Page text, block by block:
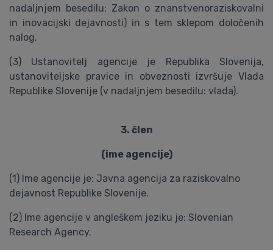
nadaljnjem besedilu: Zakon o znanstvenoraziskovalni
in inovacijski dejavnosti) in s tem sklepom določenih
nalog.
(3) Ustanovitelj agencije je Republika Slovenija,
ustanoviteljske pravice in obveznosti izvršuje Vlada
Republike Slovenije (v nadaljnjem besedilu: vlada).
3. člen
(ime agencije)
(1) Ime agencije je: Javna agencija za raziskovalno
dejavnost Republike Slovenije.
(2) Ime agencije v angleškem jeziku je: Slovenian
Research Agency.